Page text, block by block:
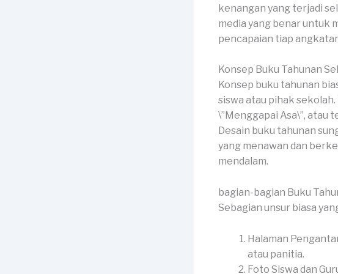
kenangan yang terjadi
media yang benar untuk
pencapaian tiap
Konsep Buku Tahunan
Konsep buku tahunan
siswa atau pihak
\”Menggapai Asa\”, atau
Desain buku tahunan
yang menawan dan
mendalam.
bagian-bagian Buku
Sebagian unsur biasa
Halaman
atau panitia.
Foto Siswa dan